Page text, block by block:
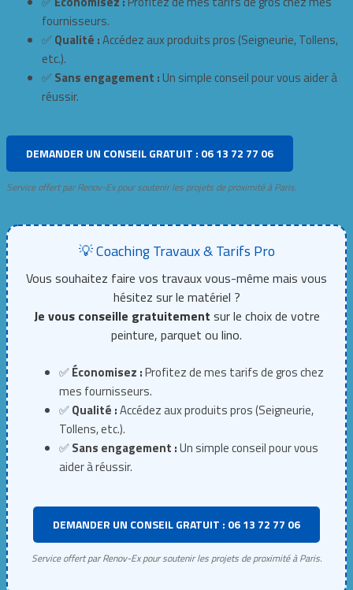
fournisseurs.
✅ Qualité :Accédez aux produits pros (Seigneurie, Tollens,
etc.).
✅ Sans engagement : Un simple conseil pour vous aider à
réussir.
DEMANDER UN CONSEIL GRATUIT : 06 13 72 77 06
Service offert par Renov-Ex pour soutenir les projets de proximité à Paris.
💡 Coaching Travaux & Tarifs Pro
Vous souhaitez faire vos travaux vous-même mais vous
hésitez sur le matériel ?
Je vous conseille gratuitement sur le choix de votre
peinture, parquet ou lino.
✅Économisez :Profitez de mes tarifs de gros chez
mes fournisseurs.
✅Qualité :Accédez aux produits pros (Seigneurie,
Tollens, etc.).
✅Sans engagement :Un simple conseil pour vous
aider à réussir.
DEMANDER UN CONSEIL GRATUIT : 06 13 72 77 06
Service offert par Renov-Ex pour soutenir les projets de proximité à Paris.